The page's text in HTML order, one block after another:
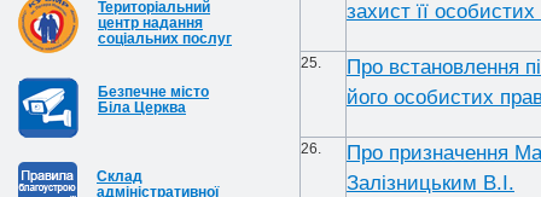
Територіальний
центр надання
соціальних послуг
Безпечне місто
Біла Церква
Cклад
адміністративної
захист її
25.
Про встановлення
його особистих
26.
Про призначення
Залізницьким В.І.